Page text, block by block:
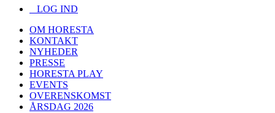
LOG IND
OM HORESTA
KONTAKT
NYHEDER
PRESSE
HORESTA PLAY
EVENTS
OVERENSKOMST
ÅRSDAG 2026